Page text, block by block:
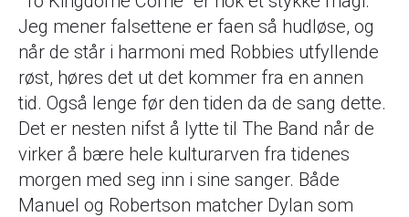
Jeg mener falsettene er faen så hudløse, og
når de står i harmoni med Robbies utfyllende
røst, høres det ut det kommer fra en annen
tid. Også lenge før den tiden da de sang dette.
Det er nesten nifst å lytte til The Band når de
virker å bære hele kulturarven fra tidenes
morgen med seg inn i sine sanger. Både
Manuel og Robertson matcher Dylan som